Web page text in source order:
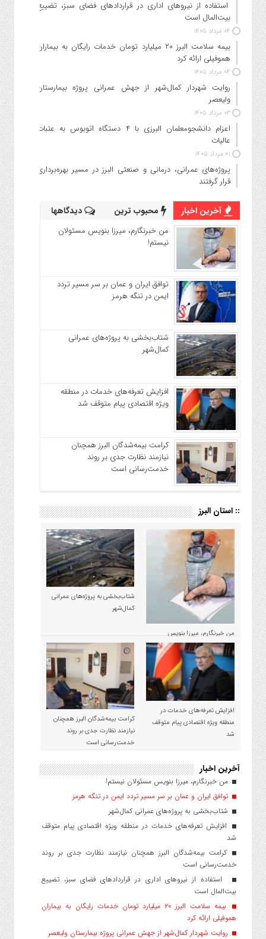
استفاده از نیروهای اداری در قراردادهای فضای سبز، تضییع
بیت‌المال است
۰۴ مرداد ۱۴۰۵
بیمه سلامت البرز ۲۰ میلیارد تومان خدمات رایگان به بیماران
هموفیلی ارائه کرد
۰۴ مرداد ۱۴۰۵
روایت شهردار کمال‌شهر از جهش عمرانی پروژه بیمارستان
ولیعصر
۰۳ مرداد ۱۴۰۵
اعزام دانشجو‌معلمان البرزی با ۴ دستگاه اتوبوس به عتبات
عالیات
۰۱ مرداد ۱۴۰۵
پروژه‌های عمرانی، درمانی و صنعتی البرز در مسیر بهره‌برداری
قرار گرفتند
آخرین اخبار محبوب ترین دیدگاهها
من خبرنگارم، میرزا بنویس مسئولان
نیستم!
توافق ایران و عمان بر سر مسیر تردد
ایمن در تنگه هرمز
شتاب‌بخشی به پروژه‌های عمرانی
کمال‌شهر
افزایش تعرفه‌های خدمات در منطقه
ویژه اقتصادی پیام متوقف شد
کرامت بیمه‌شدگان البرز همچنان
نیازمند نظارت جدی بر روند
خدمت‌رسانی است
:: استان البرز
من خبرنگارم، میرزا بنویس
مسئولان نیستم!
شتاب‌بخشی به پروژه‌های عمرانی
کمال‌شهر
افزایش تعرفه‌های خدمات در
منطقه ویژه اقتصادی پیام متوقف
شد
کرامت بیمه‌شدگان البرز همچنان
نیازمند نظارت جدی بر روند
خدمت‌رسانی است
آخرین اخبار
من خبرنگارم، میرزا بنویس مسئولان نیستم!
توافق ایران و عمان بر سر مسیر تردد ایمن در تنگه هرمز
شتاب‌بخشی به پروژه‌های عمرانی کمال‌شهر
افزایش تعرفه‌های خدمات در منطقه ویژه اقتصادی پیام متوقف
شد
کرامت بیمه‌شدگان البرز همچنان نیازمند نظارت جدی بر روند
خدمت‌رسانی است
استفاده از نیروهای اداری در قراردادهای فضای سبز، تضییع
بیت‌المال است
بیمه سلامت البرز ۲۰ میلیارد تومان خدمات رایگان به بیماران
هموفیلی ارائه کرد
روایت شهردار کمال‌شهر از جهش عمرانی پروژه بیمارستان ولیعصر